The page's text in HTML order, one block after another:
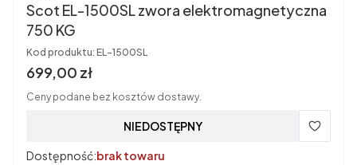
Scot EL-1500SL zwora elektromagnetyczna
750 KG
Kod produktu: EL-1500SL
Cena brutto
699,00 zł
Ceny podane bez kosztów dostawy.
NIEDOSTĘPNY
Dostępność:brak towaru